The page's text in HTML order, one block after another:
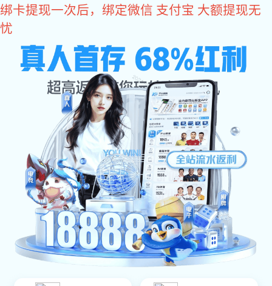
好博体育
当前位置：好博体育>好博体育 资讯>行业动态